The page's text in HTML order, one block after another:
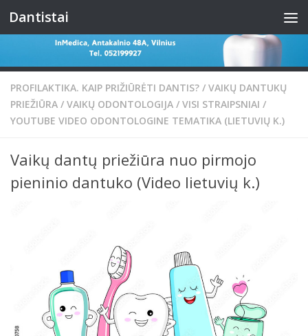
Skip to content
Dantistai
PROFILAKTIKA. KAIP PRIŽIŪRĖTI DANTIS? / VAIKŲ DANTUKŲ
PRIEŽIŪRA / VAIKŲ ODONTOLOGIJA / VISI STRAIPSNIAI /
YOUTUBE VIDEO ODONTOLOGINE TEMATIKA (LIETUVIŲ K.)
Vaikų dantų priežiūra nuo pirmojo
pieninio dantuko (Video lietuvių k.)